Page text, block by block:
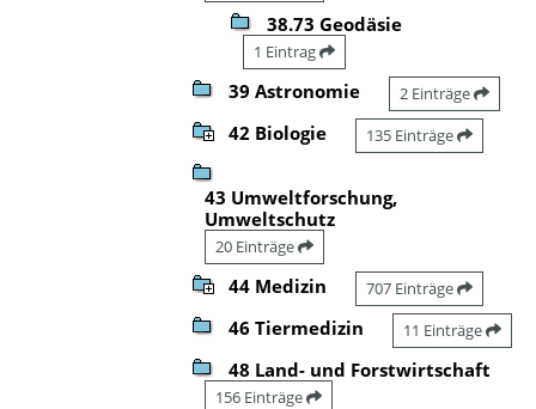
38.73 Geodäsie
1 Eintrag
39 Astronomie 2 Einträge
42 Biologie 135 Einträge
43 Umweltforschung,
Umweltschutz
20 Einträge
44 Medizin 707 Einträge
46 Tiermedizin 11 Einträge
48 Land- und Forstwirtschaft
156 Einträge